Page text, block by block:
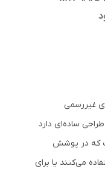
غیررسمی
ساده‌ای دارد
که در پوشش
می‌کنند یا برای